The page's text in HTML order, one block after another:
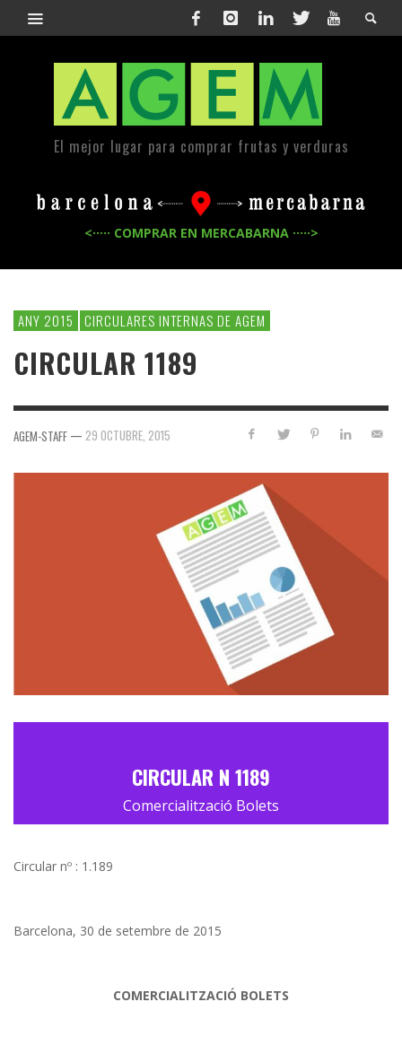
El mejor lugar para comprar frutas y verduras
<····· COMPRAR EN MERCABARNA ·····>
ANY 2015 CIRCULARES INTERNAS DE AGEM
CIRCULAR 1189
AGEM-STAFF — 29 OCTUBRE, 2015
CIRCULAR N 1189
Comercialització Bolets
Circular nº : 1.189
Barcelona, 30 de setembre de 2015
COMERCIALITZACIÓ BOLETS